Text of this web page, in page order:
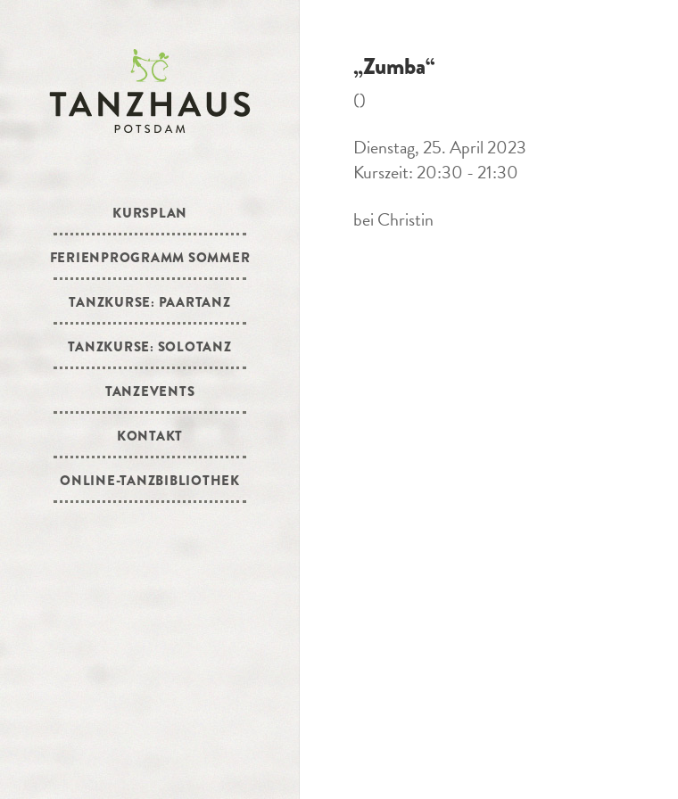
KURSPLAN
FERIENPROGRAMM SOMMER
TANZKURSE: PAARTANZ
TANZKURSE: SOLOTANZ
TANZEVENTS
KONTAKT
ONLINE-TANZBIBLIOTHEK
„Zumba“
()
Dienstag, 25. April 2023
Kurszeit: 20:30 - 21:30
bei Christin